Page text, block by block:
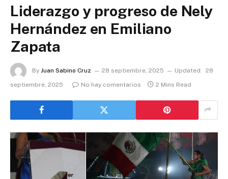
Liderazgo y progreso de Nely
Hernández en Emiliano
Zapata
By Juan Sabino Cruz 28 septiembre, 2025 Updated: 28
septiembre, 2025
No hay comentarios 2 Mins Read